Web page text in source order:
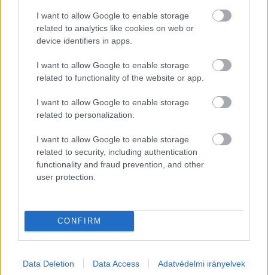
I want to allow Google to enable storage
related to analytics like cookies on web or
device identifiers in apps.
I want to allow Google to enable storage
related to functionality of the website or app.
I want to allow Google to enable storage
related to personalization.
I want to allow Google to enable storage
related to security, including authentication
functionality and fraud prevention, and other
user protection.
CONFIRM
Data Deletion Data Access Adatvédelmi irányelvek
Honvédelmi Minisztériumnak, hány
harcjárművet adott át Szerbiának
Az igazságot Hadházy Ákos független független
országgyűlési képviselő szerette volna megtudni, ezért
kérdéseket küldött erről a Szalay-Bobrovniczky